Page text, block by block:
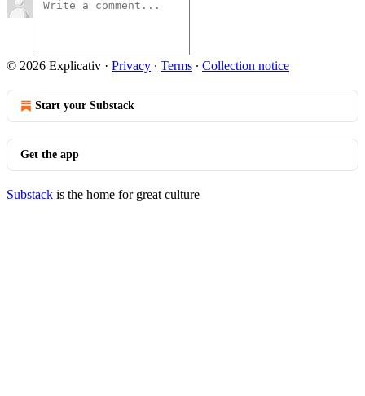
© 2026 Explicativ · Privacy ∙ Terms ∙ Collection notice
Start your Substack
Get the app
Substack is the home for great culture